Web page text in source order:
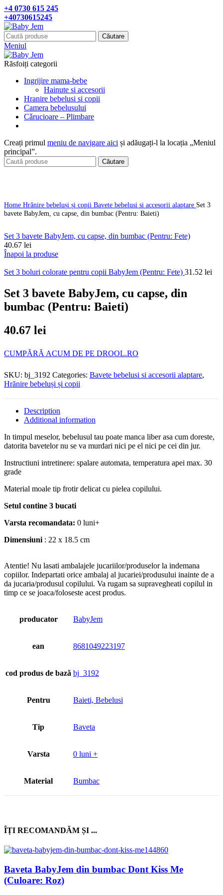
+4 0730 615 245
+40730615245
Căutare
Meniul
Răsfoiți categorii
Ingrijire mama-bebe
Hainute si accesorii
Hranire bebelusi si copii
Camera bebelusului
Cǎrucioare – Plimbare
Creați primul meniu de navigare aici și adăugați-l la locația „Meniul
principal”.
Căutare
Home Hrănire bebeluși și copii Bavete bebelusi si accesorii alaptare Set 3
bavete BabyJem, cu capse, din bumbac (Pentru: Baieti)
Set 3 bavete BabyJem, cu capse, din bumbac (Pentru: Fete)
40.67 lei
Înapoi la produse
Set 3 boluri colorate pentru copii BabyJem (Pentru: Fete) 31.52 lei
Set 3 bavete BabyJem, cu capse, din
bumbac (Pentru: Baieti)
40.67 lei
CUMPĂRĂ ACUM DE PE DROOL.RO
SKU: bj_3192 Categories: Bavete bebelusi si accesorii alaptare,
Hrănire bebeluși și copii
Description
Additional information
In timpul meselor, bebelusul tau poate manca liber asa cum doreste,
datorita bavetelor nu se va murdari nici pe el nici pe cei din jur.
Instructiuni intretinere: spalare automata, temperatura apei max. 30
grade
Material moale tip frotir delicat cu pielea copilului.
Setul contine 3 bucati
Varsta recomandata: 0 luni+
Dimensiuni : 22 x 18.5 cm
Atentie! Nu lasati ambalajele jucariilor/produselor la indemana
copiilor. Indepartati orice ambalaj al jucariei/produsului inainte de a
da jucaria/produsul copilului. Va rugam sa supravegheati copilul in
timp ce se joaca/foloseste acest produs.
producator BabyJem
ean 8681049223197
cod produs de bază bj_3192
Pentru Baieti, Bebelusi
Tip Baveta
Varsta 0 luni +
Material Bumbac
ÎȚI RECOMANDĂM ȘI ...
Baveta BabyJem din bumbac Dont Kiss Me
(Culoare: Roz)